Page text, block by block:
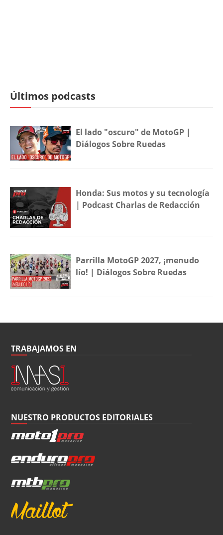
Últimos podcasts
El lado "oscuro" de MotoGP |
Diálogos Sobre Ruedas
Honda: Sus motos y su tecnología
| Podcast Charlas de Redacción
Parrilla MotoGP 2027, ¡menudo
lío! | Diálogos Sobre Ruedas
TRABAJAMOS EN
NUESTRO PRODUCTOS EDITORIALES